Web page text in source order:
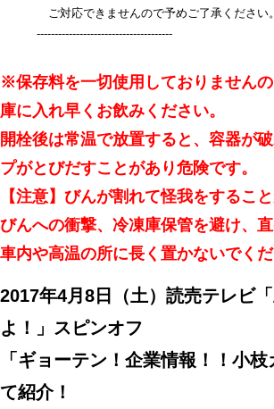
ご対応できませんので予めご了承ください。
--------------------------------------
※保存料を一切使用しておりません
庫に入れ早くお飲みください。
開栓後は常温で放置すると、容器が
プがとびだすことがあり危険です。
【注意】びんが割れて怪我をすること
びんへの衝撃、冷凍庫保管を避け、
車内や高温の所に長く置かないでくだ
2017年4月8日（土）読売テレビ
よ！」スピンオフ
「ギョーテン！企業情報！！小
て紹介！